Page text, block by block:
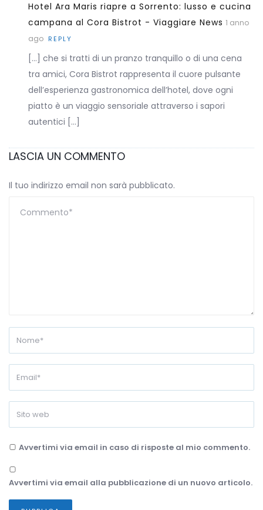
Hotel Ara Maris riapre a Sorrento: lusso e cucina
campana al Cora Bistrot - Viaggiare News 1 anno
ago REPLY
[…] che si tratti di un pranzo tranquillo o di una cena
tra amici, Cora Bistrot rappresenta il cuore pulsante
dell’esperienza gastronomica dell’hotel, dove ogni
piatto è un viaggio sensoriale attraverso i sapori
autentici […]
LASCIA UN COMMENTO
Il tuo indirizzo email non sarà pubblicato.
Avvertimi via email in caso di risposte al mio commento.
Avvertimi via email alla pubblicazione di un nuovo articolo.